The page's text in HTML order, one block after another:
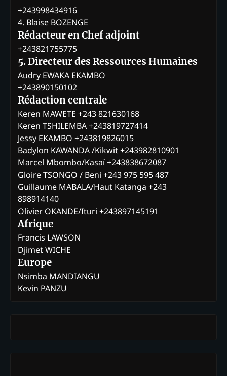
+243998434916
4. Blaise BOZENGE
Rédacteur en Chef adjoint
+243821755775
5. Directeur des Ressources Humaines
Audry EWAKA EKAMBO
+243890150102
Rédaction centrale
Keren MAWETE +243 821630168
Keren TSHILEMBA +243819727414
Jessy EKAMBO +243819826015
Badylon KAWANDA /Kikwit +243982810901
Marcel Mbombo/Kasaï +243838672087
Gloire TSONGO / Beni +243 975 595 487
Guillaume MABALA/Haut Katanga +243
898914140
Olivier OKANDE/Ituri +243897145191
Afrique
Francis LAWSON
Djimet WICHE
Europe
Nsimba MANDIANGU
Kevin PANZU